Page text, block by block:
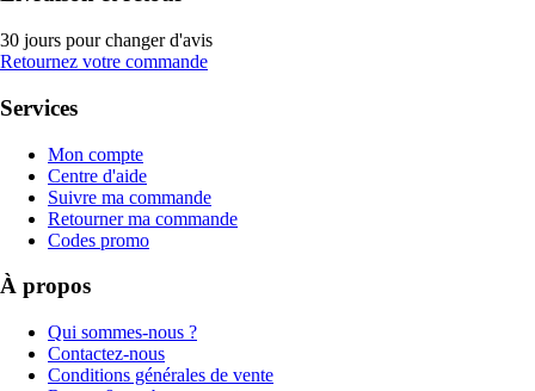
30 jours pour changer d'avis
Retournez votre commande
Services
Mon compte
Centre d'aide
Suivre ma commande
Retourner ma commande
Codes promo
À propos
Qui sommes-nous ?
Contactez-nous
Conditions générales de vente